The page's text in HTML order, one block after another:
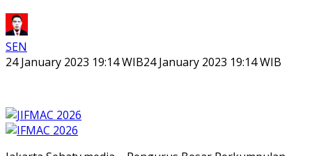
SEN
24 January 2023 19:14 WIB24 January 2023 19:14 WIB